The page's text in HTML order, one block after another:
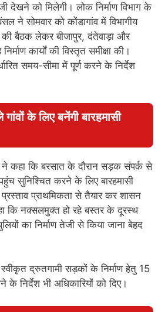
देखने को मिलेगी। लोक निर्माण विभाग के
ने सोमवार को कोंडागांव में विभागीय
की बैठक लेकर बीजापुर, दंतेवाड़ा और
कार्यों की विस्तृत समीक्षा की।
समय-सीमा में पूर्ण करने के निर्देश
के लिए बनेंगी बारहमासी
कहा कि बरसात के दौरान सड़क संपर्क से
सुनिश्चित करने के लिए बारहमासी
प्राथमिकता से तैयार कर शासन
कि नक्सलमुक्त हो रहे बस्तर के दूरस्थ
का निर्माण तेजी से किया जाना बेहद
स्वीकृत द्रुतगामी सड़कों के निर्माण हेतु 15
निर्देश भी अधिकारियों को दिए।